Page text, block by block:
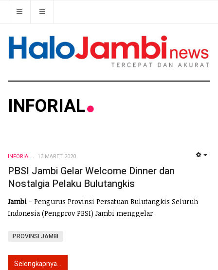
INFORIAL
INFORIAL 13 MARET 2020
PBSI Jambi Gelar Welcome Dinner dan
Nostalgia Pelaku Bulutangkis
Jambi - Pengurus Provinsi Persatuan Bulutangkis Seluruh
Indonesia (Pengprov PBSI) Jambi menggelar
PROVINSI JAMBI
Selengkapnya...